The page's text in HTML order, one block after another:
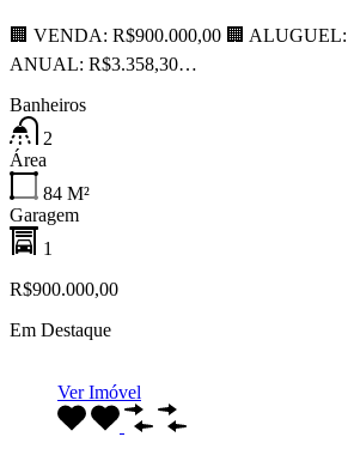
🏢 VENDA: R$900.000,00 🏢
ANUAL: R$3.358,30…
Banheiros
2
Área
84 M²
Garagem
1
R$900.000,00
Em Destaque
Ver Imóvel